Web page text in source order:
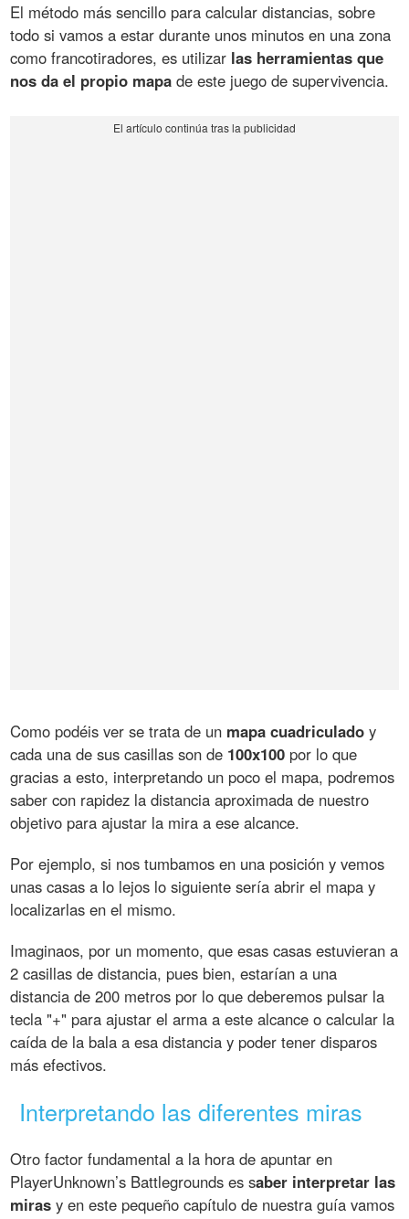
El método más sencillo para calcular distancias, sobre
todo si vamos a estar durante unos minutos en una zona
como francotiradores, es utilizar las herramientas que
nos da el propio mapa de este juego de supervivencia.
Como podéis ver se trata de un mapa cuadriculado y
cada una de sus casillas son de 100x100 por lo que
gracias a esto, interpretando un poco el mapa, podremos
saber con rapidez la distancia aproximada de nuestro
objetivo para ajustar la mira a ese alcance.
Por ejemplo, si nos tumbamos en una posición y vemos
unas casas a lo lejos lo siguiente sería abrir el mapa y
localizarlas en el mismo.
Imaginaos, por un momento, que esas casas estuvieran a
2 casillas de distancia, pues bien, estarían a una
distancia de 200 metros por lo que deberemos pulsar la
tecla "+" para ajustar el arma a este alcance o calcular la
caída de la bala a esa distancia y poder tener disparos
más efectivos.
Interpretando las diferentes miras
Otro factor fundamental a la hora de apuntar en
PlayerUnknown’s Battlegrounds es saber interpretar las
miras y en este pequeño capítulo de nuestra guía vamos